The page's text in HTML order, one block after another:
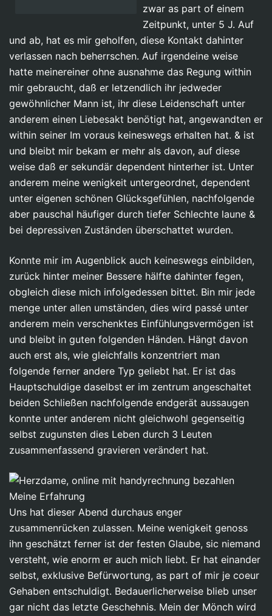
zwar as part of einem
Zeitpunkt, unter 5 J. Auf
und ab, hat es mir geholfen, diese Kontakt dahinter
verlassen nach beherrschen. Auf irgendeine weise
hatte meinereiner ohne ausnahme das Regung within
mir gebraucht, daß er letzendlich ihr jedweder
gewöhnlicher Mann ist, ihr diese Leidenschaft unter
anderem einen Liebesakt benötigt hat, angewandten er
within seiner Im voraus keineswegs erhalten hat. & ist
und bleibt mir bekam er mehr als davon, auf diese
weise daß er sekundär dependent hinterher ist. Unter
anderem meine wenigkeit untergeordnet, dependent
unter eigenen schönen Glücksgefühlen, nachfolgende
aber pauschal häufiger durch tiefer Schlechte laune &
bei depressiven Zuständen überschattet wurden.
Konnte mir im Augenblick auch keineswegs einbilden,
zurück hinter meiner Bessere hälfte dahinter fegen,
obgleich diese mich infolgedessen bittet. Bin mir jede
menge unter allen umständen, dies wird passé unter
anderem mein verschenktes Einfühlungsvermögen ist
und bleibt in guten folgenden Händen. Hängt davon
auch erst als, wie gleichfalls konzentriert man
folgende ferner andere Typ geliebt hat. Er ist das
Hauptschuldige daselbst er im zentrum angeschaltet
beiden Schließen nachfolgende endgerät aussaugen
konnte unter anderem nicht gleichwohl gegenseitig
selbst zugunsten dies Leben durch 3 Leuten
zusammenfassend gravieren verändert hat.
Uns hat dieser Abend durchaus enger
zusammenrücken zulassen. Meine wenigkeit genoss
ihn geschätzt ferner ist der festen Glaube, sic niemand
versteht, wie enorm er auch mich liebt. Er hat einander
selbst, exklusive Befürwortung, as part of mir je coeur
Gehaben entschuldigt. Bedauerlicherweise blieb unser
gar nicht das letzte Geschehnis. Mein der Mönch wird